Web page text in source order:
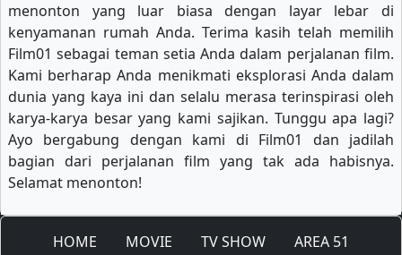
menonton yang luar biasa dengan layar lebar di
kenyamanan rumah Anda. Terima kasih telah memilih
Film01 sebagai teman setia Anda dalam perjalanan film.
Kami berharap Anda menikmati eksplorasi Anda dalam
dunia yang kaya ini dan selalu merasa terinspirasi oleh
karya-karya besar yang kami sajikan. Tunggu apa lagi?
Ayo bergabung dengan kami di Film01 dan jadilah
bagian dari perjalanan film yang tak ada habisnya.
Selamat menonton!
HOME MOVIE TV SHOW
AREA 51